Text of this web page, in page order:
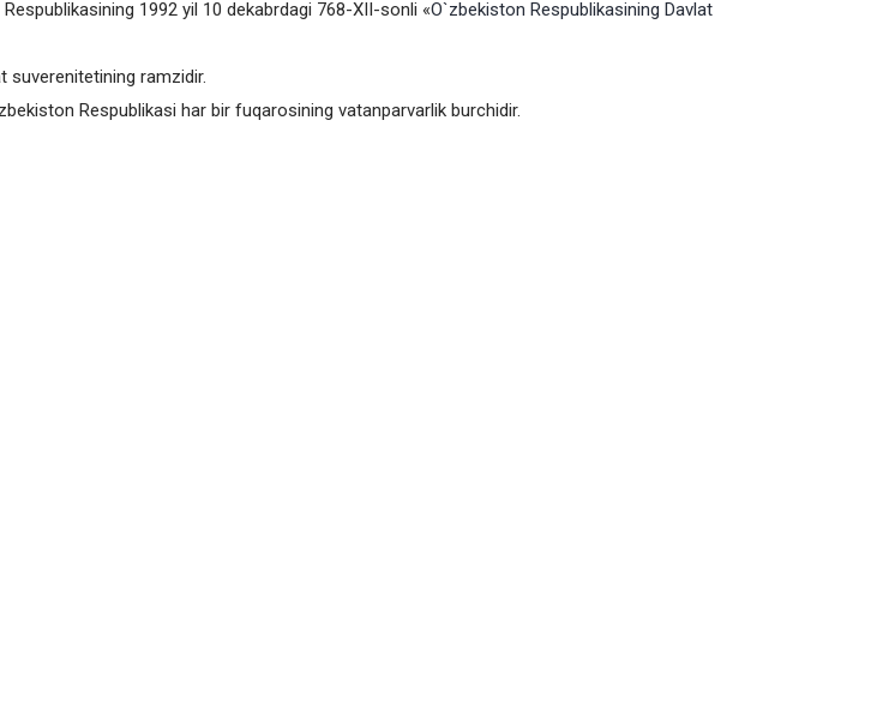
1992 yil 10 dekabrdagi 768-XII-sonli «O`zbekiston Respublikasining Davlat
suverenitetining rаmzidir.
Respublikаsi hаr bir fuqаrosining vаtаnpаrvаrlik burchidir.